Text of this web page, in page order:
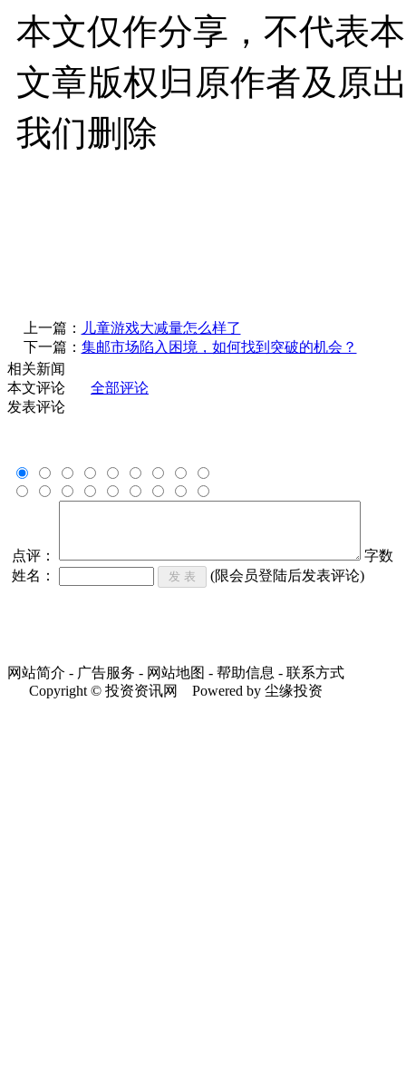
本文仅作分享，不代表
文章版权归原作者及原
我们删除
上一篇： 儿童游戏大减量怎么样了
下一篇： 集邮市场陷入困境，如何找到突破的机会？
相关新闻
本文评论
全部评论
发表评论
点评：
字数
姓名：
(限会员登陆后发表评论)
网站简介 - 广告服务 - 网站地图 - 帮助信息 - 联系方式
Copyright © 投资资讯网 Powered by 尘缘投资